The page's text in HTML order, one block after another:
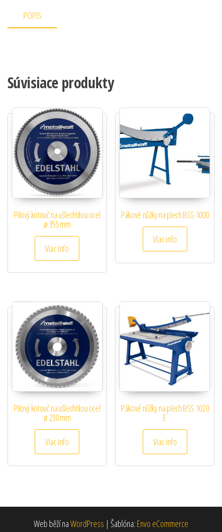
POPIS
Súvisiace produkty
Pilový kotouč na ušlechtilou ocel
ø 355 mm
Viac info
Pákové nůžky na plech BSS 1000
Viac info
Pilový kotouč na ušlechtilou ocel
ø 230 mm
Viac info
Pákové nůžky na plech BSS 1020
E
Viac info
Web běží naWordPress | Šablóna: Envo eCommerce